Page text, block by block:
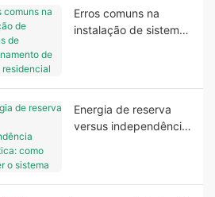
Erros comuns na
instalação de sistemas
segurança do sistema.
Energia de reserva
versus independência